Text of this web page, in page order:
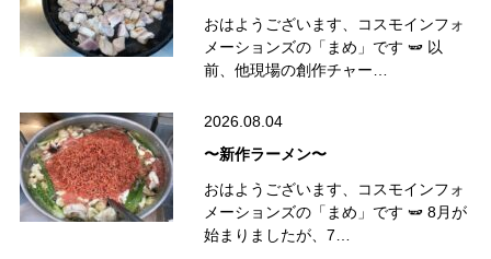
おはようございます、コスモインフォ
メーションズの「まめ」です 🫛 以
前、他現場の創作チャー…
2026.08.04
〜新作ラーメン〜
おはようございます、コスモインフォ
メーションズの「まめ」です 🫛 8月が
始まりましたが、7…